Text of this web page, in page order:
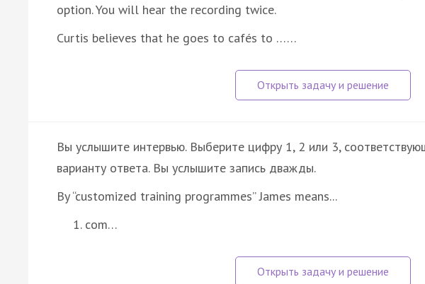
option. You will hear the recording twice.
Curtis believes that he goes to cafés to ……
Вы услышите интервью. Выберите цифру 1, 2 или 3,
варианту ответа. Вы услышите запись дважды.
By “customized training programmes” James means...
com…